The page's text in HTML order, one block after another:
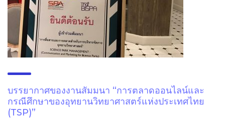
บรรยากาศของงานสัมมนา “การตลาดออนไลน์และ
กรณีศึกษาของอุทยานวิทยาศาสตร์แห่งประเทศไทย
(TSP)”